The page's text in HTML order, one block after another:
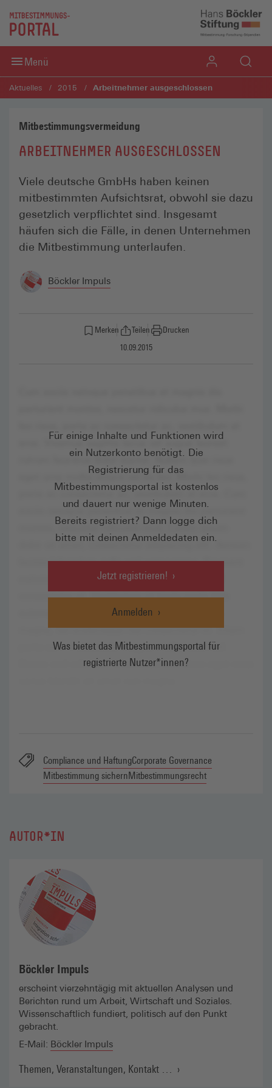
Direkt zum Inhaltsbereich
Direkt zum Fußbereich
Menü
Aktuelles 2015 Arbeitnehmer ausgeschlossen
Mitbestimmungsvermeidung
ARBEITNEHMER AUSGESCHLOSSEN
Viele deutsche GmbHs haben keinen
mitbestimmten Aufsichtsrat, obwohl sie dazu
gesetzlich verpflichtet sind. Insgesamt
häufen sich die Fälle, in denen Unternehmen
die Mitbestimmung unterlaufen.
Böckler Impuls
Merken Teilen
Drucken
10.09.2015
Für einige Inhalte und Funktionen wird
ein Nutzerkonto benötigt. Die
Registrierung für das
Mitbestimmungsportal ist kostenlos
und dauert nur wenige Minuten.
Bereits registriert? Dann logge dich
bitte mit deinen Anmeldedaten ein.
Jetzt registrieren!
Anmelden
Was bietet das Mitbestimmungsportal für
registrierte Nutzer*innen?
Compliance und HaftungCorporate Governance
Mitbestimmung sichernMitbestimmungsrecht
AUTOR*IN
Böckler Impuls
erscheint vierzehntägig mit aktuellen Analysen und
Berichten rund um Arbeit, Wirtschaft und Soziales.
Wissenschaft­lich fundiert, politisch auf den Punkt
gebracht.
E-Mail: Böckler Impuls
Themen, Veranstaltungen, Kontakt … (externer Link, öffnet in